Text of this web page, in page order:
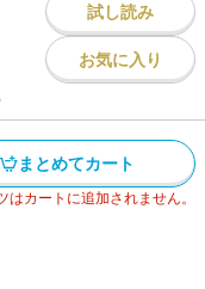
試し読み
お気に入り
まとめてカート
カートに追加されません。